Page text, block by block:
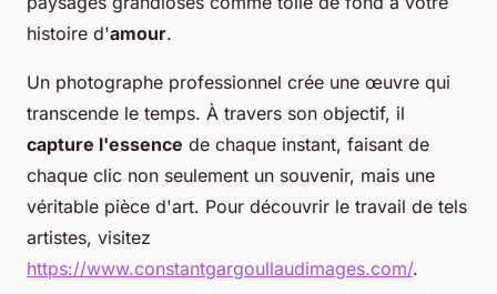
histoire d'amour.
Un photographe professionnel crée une œuvre qui
transcende le temps. À travers son objectif, il
capture l'essence de chaque instant, faisant de
chaque clic non seulement un souvenir, mais une
véritable pièce d'art. Pour découvrir le travail de tels
artistes, visitez
https://www.constantgargoullaudimages.com/.